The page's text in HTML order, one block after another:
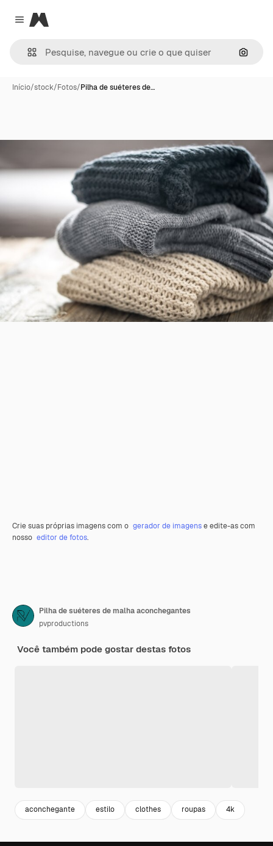
Close menu
Magnific
Início/stock/Fotos/Pilha de suéteres de…
Crie suas próprias imagens com o gerador de imagense edite-as com
nosso editor de fotos.
Pilha de suéteres de malha aconchegantes
pvproductions
Você também pode gostar destas fotos
aconchegante estilo clothes roupas 4k